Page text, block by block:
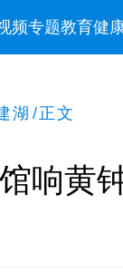
频专题教育健
湖 /正文
响黄